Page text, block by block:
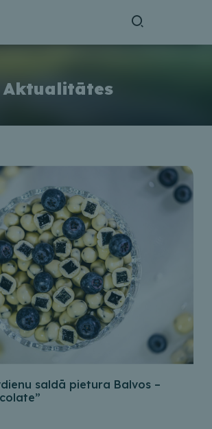
Aktualitātes
saldā pietura Balvos –